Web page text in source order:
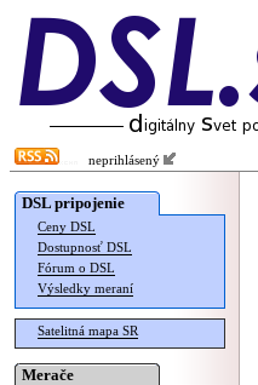
neprihlásený
DSL pripojenie
Ceny DSL
Dostupnosť DSL
Fórum o DSL
Výsledky meraní
Satelitná mapa SR
Merače